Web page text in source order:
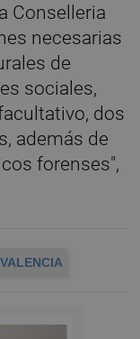
Conselleria
necesarias
de
sociales,
dos
además de
forenses",